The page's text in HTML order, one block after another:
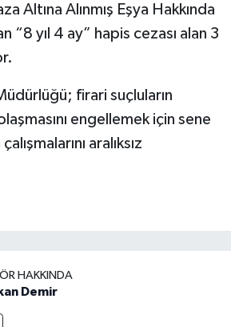
Altına Alınmış Eşya Hakkında
“8 yıl 4 ay” hapis cezası alan 3
firari suçluların
engellemek için sene
aralıksız
HAKKINDA
Demir